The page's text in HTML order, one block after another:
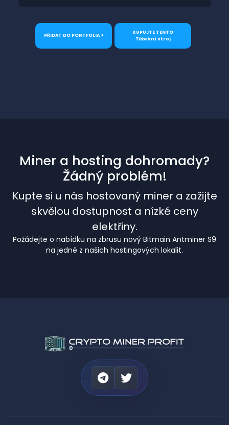
PŘIDAT DO PORTFOLIA +
KUPUJTE TENTO
Těžební stroj
Miner a hosting dohromady?
Žádný problém!
Kupte si u nás hostovaný miner a zažijte
skvělou dostupnost a nízké ceny
elektřiny.
Požádejte o nabídku na zbrusu nový Bitmain Antminer S9
na jedné z našich hostingových lokalit.